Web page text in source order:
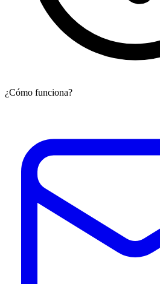
¿Cómo funciona?